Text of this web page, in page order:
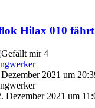
Hilax 010
4
2021 um
Dezember 2021 um